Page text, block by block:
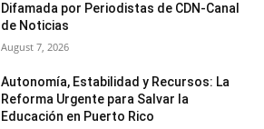
Difamada por Periodistas de CDN-Canal
de Noticias
August 7, 2026
Autonomía, Estabilidad y Recursos: La
Reforma Urgente para Salvar la
Educación en Puerto Rico